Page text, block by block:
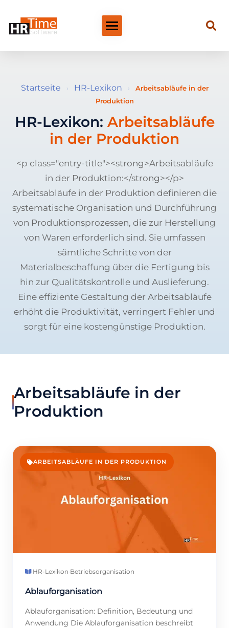
Startseite › HR-Lexikon ›
Arbeitsabläufe in der
Produktion
HR-Lexikon: Arbeitsabläufe
in der Produktion
<p class="entry-title"><strong>Arbeitsabläufe
in der Produktion:</strong></p>
Arbeitsabläufe in der Produktion definieren die
systematische Organisation und Durchführung
von Produktionsprozessen, die zur Herstellung
von Waren erforderlich sind. Sie umfassen
sämtliche Schritte von der
Materialbeschaffung über die Fertigung bis
hin zur Qualitätskontrolle und Auslieferung.
Eine effiziente Gestaltung der Arbeitsabläufe
erhöht die Produktivität, verringert Fehler und
sorgt für eine kostengünstige Produktion.
Arbeitsabläufe in der
Produktion
ARBEITSABLÄUFE IN DER PRODUKTION
HR-Lexikon·Betriebsorganisation
Ablauforganisation
Ablauforganisation: Definition, Bedeutung und
Anwendung Die Ablauforganisation beschreibt